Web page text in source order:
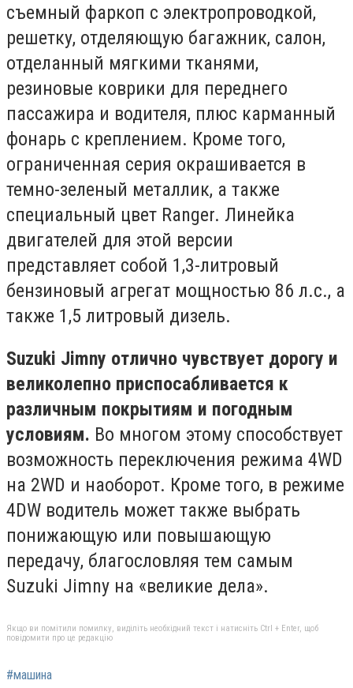
съемный фаркоп с электропроводкой,
решетку, отделяющую багажник, салон,
отделанный мягкими тканями,
резиновые коврики для переднего
пассажира и водителя, плюс карманный
фонарь с креплением. Кроме того,
ограниченная серия окрашивается в
темно-зеленый металлик, а также
специальный цвет Ranger. Линейка
двигателей для этой версии
представляет собой 1,3-литровый
бензиновый агрегат мощностью 86 л.с., а
также 1,5 литровый дизель.
Suzuki Jimny отлично чувствует дорогу и
великолепно приспосабливается к
различным покрытиям и погодным
условиям. Во многом этому способствует
возможность переключения режима 4WD
на 2WD и наоборот. Кроме того, в режиме
4DW водитель может также выбрать
понижающую или повышающую
передачу, благословляя тем самым
Suzuki Jimny на «великие дела».
Якщо ви помітили помилку, виділіть необхідний текст і натисніть Ctrl + Enter, щоб
повідомити про це редакцію
#машина